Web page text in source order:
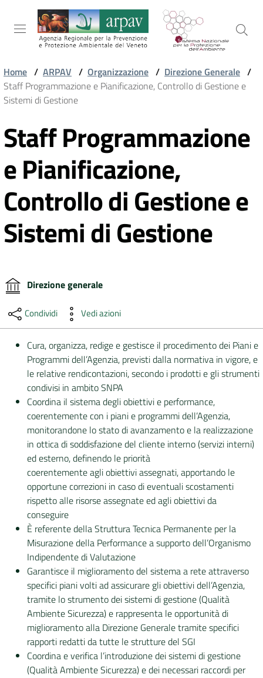
Salta al contenuto
Salta alla navigazione
Salta al footer
ARPAV
TEMI
TERRITORIO
SERVIZI
DATI
Seguici
Home / ARPAV / Organizzazione / Direzione Generale /
Staff Programmazione e Pianificazione, Controllo di Gestione e
Sistemi di Gestione
Vai al contenuto
Staff Programmazione
e Pianificazione,
Controllo di Gestione e
Sistemi di Gestione
Direzione generale
Condividi Vedi azioni
Cura, organizza, redige e gestisce il procedimento dei Piani e
Programmi dell’Agenzia, previsti dalla normativa in vigore, e
le relative rendicontazioni, secondo i prodotti e gli strumenti
condivisi in ambito SNPA
Coordina il sistema degli obiettivi e performance,
coerentemente con i piani e programmi dell’Agenzia,
monitorandone lo stato di avanzamento e la realizzazione
in ottica di soddisfazione del cliente interno (servizi interni)
ed esterno, definendo le priorità
coerentemente agli obiettivi assegnati, apportando le
opportune correzioni in caso di eventuali scostamenti
rispetto alle risorse assegnate ed agli obiettivi da
conseguire
È referente della Struttura Tecnica Permanente per la
Misurazione della Performance a supporto dell’Organismo
Indipendente di Valutazione
Garantisce il miglioramento del sistema a rete attraverso
specifici piani volti ad assicurare gli obiettivi dell’Agenzia,
tramite lo strumento dei sistemi di gestione (Qualità
Ambiente Sicurezza) e rappresenta le opportunità di
miglioramento alla Direzione Generale tramite specifici
rapporti redatti da tutte le strutture del SGI
Coordina e verifica l’introduzione dei sistemi di gestione
(Qualità Ambiente Sicurezza) e dei necessari raccordi per